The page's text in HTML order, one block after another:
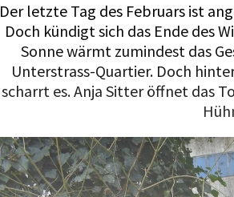
Der letzte Tag des Februars ist
Doch kündigt sich das Ende des
Sonne wärmt zumindest das
Unterstrass-Quartier. Doch
scharrt es. Anja Sitter öffnet das